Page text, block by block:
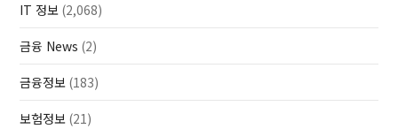
IT 정보 (2,068)
금융 News (2)
금융정보 (183)
보험정보 (21)